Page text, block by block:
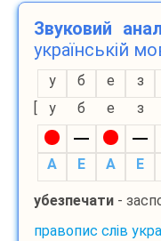
Звуковий
українській
у б е з
[
у б е з
A
E A E
убезпечати -
правопис слів